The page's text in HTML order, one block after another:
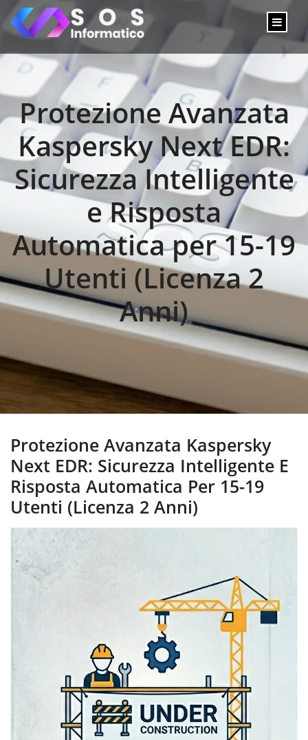
Protezione Avanzata
Kaspersky Next EDR:
Sicurezza Intelligente
e Risposta
Automatica per 15-19
Utenti (Licenza 2
Anni)
Protezione Avanzata Kaspersky
Next EDR: Sicurezza Intelligente E
Risposta Automatica Per 15-19
Utenti (Licenza 2 Anni)